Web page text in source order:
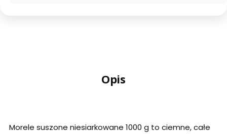
Opis
Morele suszone niesiarkowane 1000 g to ciemne, całe